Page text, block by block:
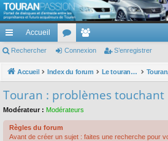
TouranPassion
Le forum des propriétaires ou futurs acquéreurs du
cc
ès
pi
de
Accueil
or
u
e
m
Rechercher Connexion S’enregistrer
Accueil Index du forum Le touran dans ses versions I (V1 V2 V3) et II ...
Touran : problèmes touchant
Modérateur : Modérateurs
Règles du forum
Avant de créer un sujet : faites une recherche pour